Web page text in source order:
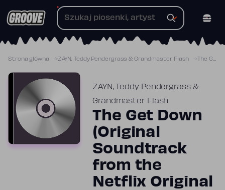
do
Strona główna ZAYN, Teddy Pendergrass & Grandmaster Flash The Get Down (Original Soundtrack from the Netflix Original Series)
ZAYN, Teddy Pendergrass &
Grandmaster Flash
The Get Down
(Original
Soundtrack
from the
Netflix Original